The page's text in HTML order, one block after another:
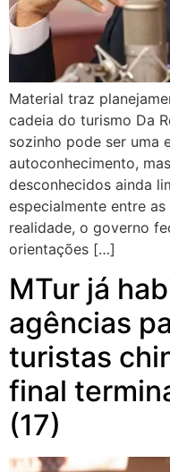
Material traz
cadeia do turismo Da
sozinho pode ser uma
autoconhecimento,
desconhecidos ainda
especialmente entre
realidade, o governo
orientações […]
MTur já
agências
turistas
final
(17)